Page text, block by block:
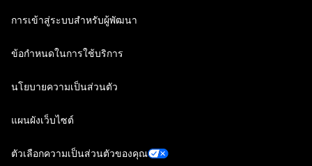
การเข้าสู่ระบบสำหรับผู้พัฒนา
ข้อกำหนดในการใช้บริการ
นโยบายความเป็นส่วนตัว
แผนผังเว็บไซต์
ตัวเลือกความเป็นส่วนตัวของคุณ